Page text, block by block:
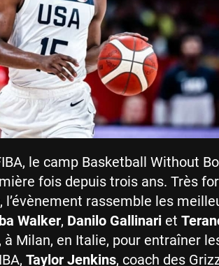
le camp Basketball Without
fois depuis trois ans. Très
rassemble les
Walker, Danilo Gallinari et
Milan, en Italie, pour entraîner
Taylor Jenkins, coach des